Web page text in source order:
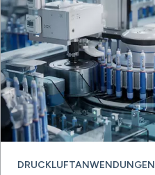
DRUCKLUFTANWENDUNGEN